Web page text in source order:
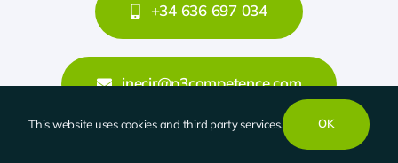
+34 636 697 034
inecir@p3competence.com
This website uses cookies and third party services. OK